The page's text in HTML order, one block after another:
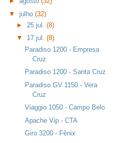
▼ julho (32)
► 25 jul.(8)
▼ 17 jul.(8)
Paradiso 1200 - Empresa
Cruz
Paradiso 1200 - Santa Cruz
Paradiso GV 1150 - Vera
Cruz
Viaggio 1050 - Campo Belo
Apache Vip - CTA
Giro 3200 - Fênix